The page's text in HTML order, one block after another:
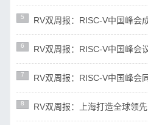
5 RV双周报：RISC-V中国峰会
6 RV双周报：RISC-V中国峰会
7 RV双周报：RISC-V中国峰会
8 RV双周报：上海打造全球领